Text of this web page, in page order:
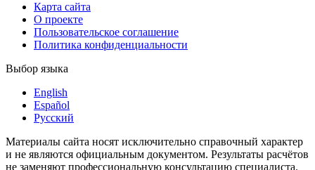
Карта сайта
О проекте
Пользовательское соглашение
Политика конфиденциальности
Выбор языка
English
Español
Русский
Материалы сайта носят исключительно справочный характер
и не являются официальным документом. Результаты расчётов
не заменяют профессиональную консультацию специалиста.